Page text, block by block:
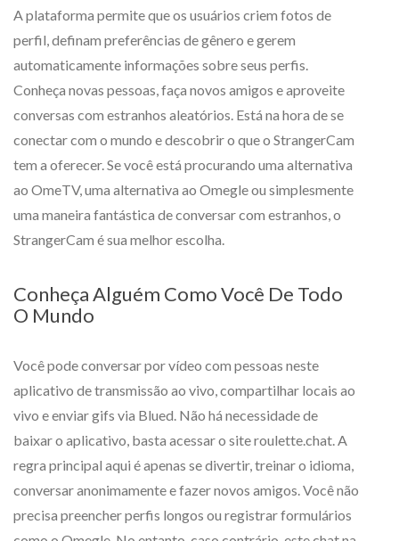
A plataforma permite que os usuários criem fotos de
perfil, definam preferências de gênero e gerem
automaticamente informações sobre seus perfis.
Conheça novas pessoas, faça novos amigos e aproveite
conversas com estranhos aleatórios. Está na hora de se
conectar com o mundo e descobrir o que o StrangerCam
tem a oferecer. Se você está procurando uma alternativa
ao OmeTV, uma alternativa ao Omegle ou simplesmente
uma maneira fantástica de conversar com estranhos, o
StrangerCam é sua melhor escolha.
Conheça Alguém Como Você De Todo
O Mundo
Você pode conversar por vídeo com pessoas neste
aplicativo de transmissão ao vivo, compartilhar locais ao
vivo e enviar gifs via Blued. Não há necessidade de
baixar o aplicativo, basta acessar o site roulette.chat. A
regra principal aqui é apenas se divertir, treinar o idioma,
conversar anonimamente e fazer novos amigos. Você não
precisa preencher perfis longos ou registrar formulários